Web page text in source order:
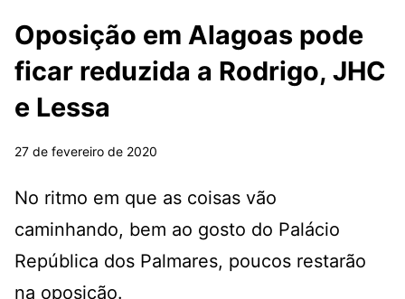
Oposição em Alagoas pode
ficar reduzida a Rodrigo, JHC
e Lessa
27 de fevereiro de 2020
No ritmo em que as coisas vão
caminhando, bem ao gosto do Palácio
República dos Palmares, poucos restarão
na oposição.